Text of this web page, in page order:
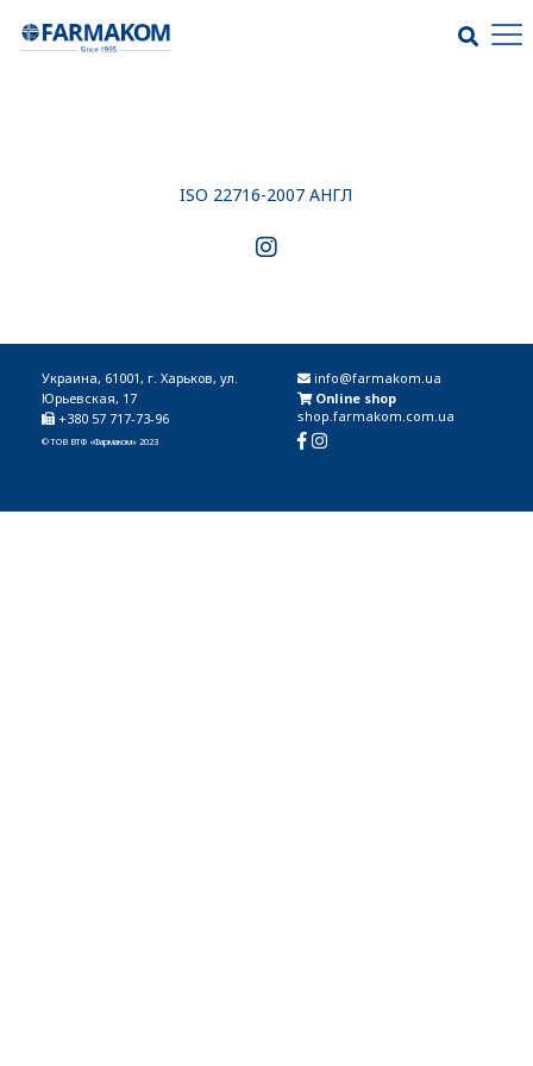
ISO 22716-2007 АНГЛ
Украина, 61001, г. Харьков, ул.
Юрьевская, 17
+380 57 717-73-96
© ТОВ ВТФ «Фармаком» 2023
info@farmakom.ua
Online shop
shop.farmakom.com.ua